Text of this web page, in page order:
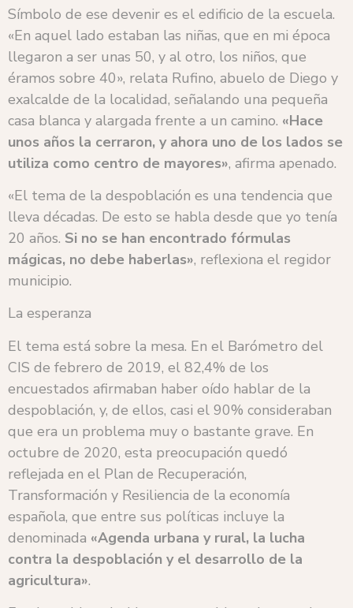
Símbolo de ese devenir es el edificio de la escuela.
«En aquel lado estaban las niñas, que en mi época
llegaron a ser unas 50, y al otro, los niños, que
éramos sobre 40», relata Rufino, abuelo de Diego y
exalcalde de la localidad, señalando una pequeña
casa blanca y alargada frente a un camino. «Hace
unos años la cerraron, y ahora uno de los lados se
utiliza como centro de mayores», afirma apenado.
«El tema de la despoblación es una tendencia que
lleva décadas. De esto se habla desde que yo tenía
20 años. Si no se han encontrado fórmulas
mágicas, no debe haberlas», reflexiona el regidor
municipio.
La esperanza
El tema está sobre la mesa. En el Barómetro del
CIS de febrero de 2019, el 82,4% de los
encuestados afirmaban haber oído hablar de la
despoblación, y, de ellos, casi el 90% consideraban
que era un problema muy o bastante grave. En
octubre de 2020, esta preocupación quedó
reflejada en el Plan de Recuperación,
Transformación y Resiliencia de la economía
española, que entre sus políticas incluye la
denominada «Agenda urbana y rural, la lucha
contra la despoblación y el desarrollo de la
agricultura».